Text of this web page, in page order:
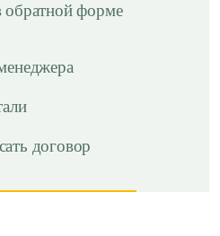
обратной форме
договор